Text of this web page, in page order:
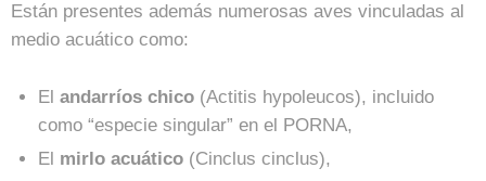
Están presentes además numerosas aves vinculadas al
medio acuático como:
El andarríos chico (Actitis hypoleucos), incluido
como “especie singular” en el PORNA,
El mirlo acuático (Cinclus cinclus),